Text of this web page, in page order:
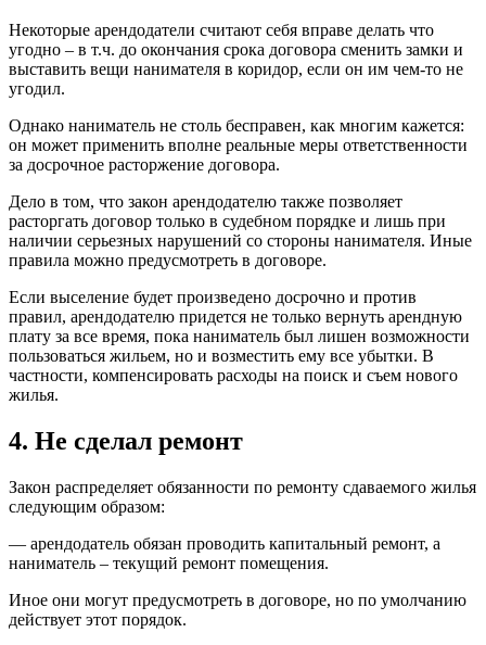
Некоторые арендодатели считают себя вправе делать что
угодно – в т.ч. до окончания срока договора сменить замки и
выставить вещи нанимателя в коридор, если он им чем-то не
угодил.
Однако наниматель не столь бесправен, как многим кажется:
он может применить вполне реальные меры ответственности
за досрочное расторжение договора.
Дело в том, что закон арендодателю также позволяет
расторгать договор только в судебном порядке и лишь при
наличии серьезных нарушений со стороны нанимателя. Иные
правила можно предусмотреть в договоре.
Если выселение будет произведено досрочно и против
правил, арендодателю придется не только вернуть арендную
плату за все время, пока наниматель был лишен возможности
пользоваться жильем, но и возместить ему все убытки. В
частности, компенсировать расходы на поиск и съем нового
жилья.
4. Не сделал ремонт
Закон распределяет обязанности по ремонту сдаваемого жилья
следующим образом:
— арендодатель обязан проводить капитальный ремонт, а
наниматель – текущий ремонт помещения.
Иное они могут предусмотреть в договоре, но по умолчанию
действует этот порядок.